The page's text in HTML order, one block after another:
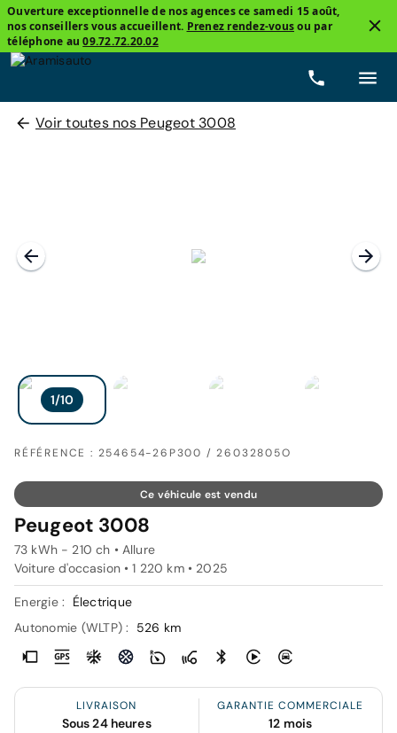
Ouverture exceptionnelle de nos agences ce samedi 15 août,
nos conseillers vous accueillent. Prenez rendez-vousou par
téléphone au09.72.72.20.02
Voir toutes nos Peugeot 3008
RÉFÉRENCE : 254654-26P300 / 26032805O
Ce véhicule est vendu
Peugeot 3008
73 kWh - 210 ch • Allure
Voiture d'occasion • 1 220 km • 2025
Energie :
Électrique
Autonomie (WLTP) :
526 km
LIVRAISON
Sous 24 heures
GARANTIE COMMERCIALE
12 mois